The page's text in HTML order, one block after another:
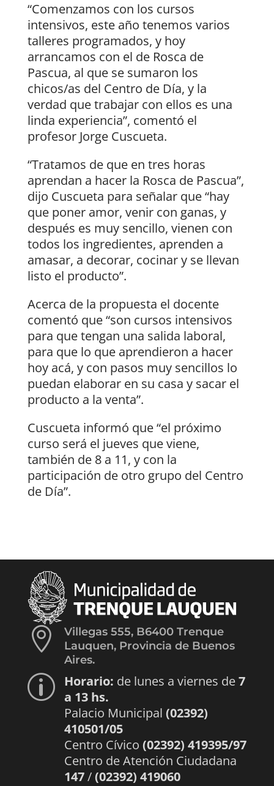
“Comenzamos con los cursos
intensivos, este año tenemos varios
talleres programados, y hoy
arrancamos con el de Rosca de
Pascua, al que se sumaron los
chicos/as del Centro de Día, y la
verdad que trabajar con ellos es una
linda experiencia”, comentó el
profesor Jorge Cuscueta.
“Tratamos de que en tres horas
aprendan a hacer la Rosca de Pascua”,
dijo Cuscueta para señalar que “hay
que poner amor, venir con ganas, y
después es muy sencillo, vienen con
todos los ingredientes, aprenden a
amasar, a decorar, cocinar y se llevan
listo el producto”.
Acerca de la propuesta el docente
comentó que “son cursos intensivos
para que tengan una salida laboral,
para que lo que aprendieron a hacer
hoy acá, y con pasos muy sencillos lo
puedan elaborar en su casa y sacar el
producto a la venta”.
Cuscueta informó que “el próximo
curso será el jueves que viene,
también de 8 a 11, y con la
participación de otro grupo del Centro
de Día”.

Villegas 555, B6400 Trenque
Lauquen, Provincia de Buenos
Aires.
p Horario: de lunes a viernes de7
a 13 hs.
Palacio Municipal (02392)
410501/05
Centro Cívico (02392) 419395/97
Centro de Atención Ciudadana
147/(02392) 419060